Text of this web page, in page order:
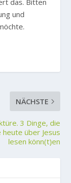
das. Bitten
und
NÄCHSTE
3 Dinge, die
heute über Jesus
lesen könn(t)en